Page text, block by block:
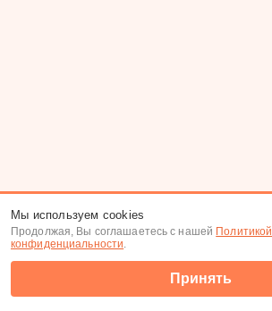
Мы используем cookies
Продолжая, Вы соглашаетесь с нашей Политикой
конфиденциальности.
Принять